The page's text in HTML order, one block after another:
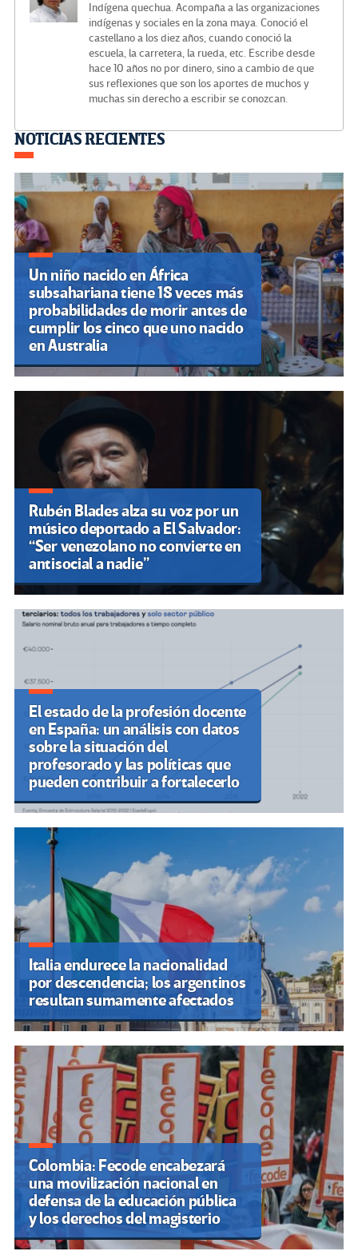
Indígena quechua. Acompaña a las organizaciones
indígenas y sociales en la zona maya. Conoció el
castellano a los diez años, cuando conoció la
escuela, la carretera, la rueda, etc. Escribe desde
hace 10 años no por dinero, sino a cambio de que
sus reflexiones que son los aportes de muchos y
muchas sin derecho a escribir se conozcan.
Navegación
de
entradas
NOTICIAS RECIENTES
Un niño nacido en África
subsahariana tiene 18 veces más
probabilidades de morir antes de
cumplir los cinco que uno nacido
en Australia
Rubén Blades alza su voz por un
músico deportado a El Salvador:
“Ser venezolano no convierte en
antisocial a nadie”
El estado de la profesión docente
en España: un análisis con datos
sobre la situación del
profesorado y las políticas que
pueden contribuir a fortalecerlo
Italia endurece la nacionalidad
por descendencia; los argentinos
resultan sumamente afectados
Colombia: Fecode encabezará
una movilización nacional en
defensa de la educación pública
y los derechos del magisterio